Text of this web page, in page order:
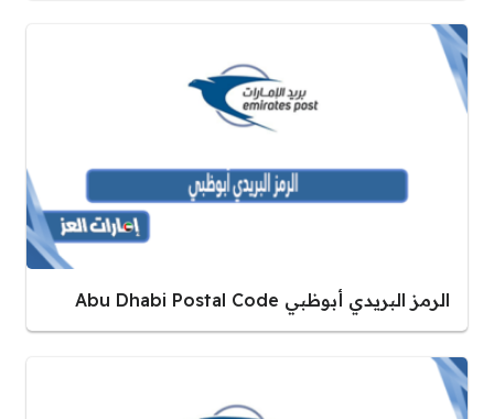
الرمز البريدي أبوظبي Abu Dhabi Postal Code